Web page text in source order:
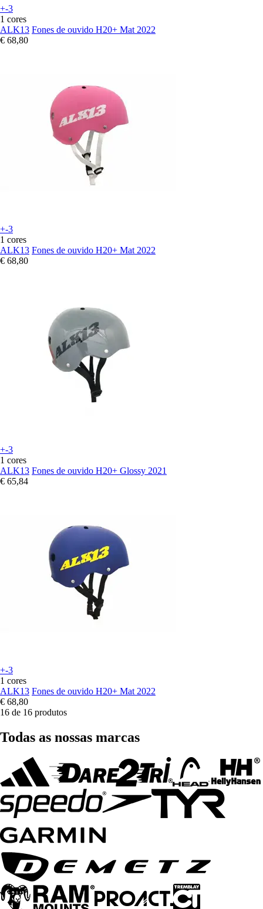
+-3
1 cores
ALK13 Fones de ouvido H20+ Mat 2022
€ 68,80
+-3
1 cores
ALK13 Fones de ouvido H20+ Mat 2022
€ 68,80
+-3
1 cores
ALK13 Fones de ouvido H20+ Glossy 2021
€ 65,84
+-3
1 cores
ALK13 Fones de ouvido H20+ Mat 2022
€ 68,80
16 de 16 produtos
Todas as nossas marcas